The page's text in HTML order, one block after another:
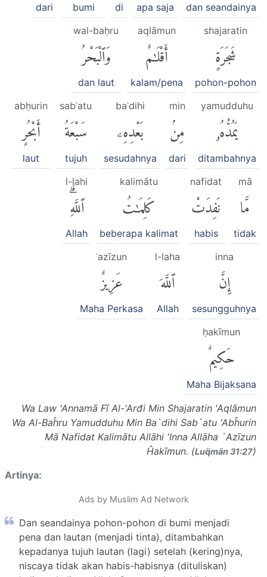
dan seandainya
apa saja
di
bumi
dari
shajaratin
شَجَرَةٍ
pohon-pohon
aqlāmun
أَقْلَٰمٌ
kalam/pena
wal-baḥru
وَٱلْبَحْرُ
dan laut
yamudduhu
يَمُدُّهُۥ
ditambahnya
min
مِنۢ
dari
baʿdihi
بَعْدِهِۦ
sesudahnya
sabʿatu
سَبْعَةُ
tujuh
abḥurin
أَبْحُرٍ
laut
mā
مَّا
tidak
nafidat
نَفِدَتْ
habis
kalimātu
كَلِمَٰتُ
beberapa kalimat
l-lahi
ٱللَّهِۗ
Allah
inna
إِنَّ
sesungguhnya
l-laha
ٱللَّهَ
Allah
ʿazīzun
عَزِيزٌ
Maha Perkasa
ḥakīmun
حَكِيمٌ
Maha Bijaksana
Wa Law 'Annamā Fī Al-'Arđi Min Shajaratin 'Aqlāmun
Wa Al-Baĥru Yamudduhu Min Ba`dihi Sab`atu 'Abĥurin
Mā Nafidat Kalimātu Allāhi 'Inna Allāha `Azīzun
Ĥakīmun. (Luq̈mān 31:27)
Artinya:
Ads by Muslim Ad Network
Dan seandainya pohon-pohon di bumi menjadi
pena dan lautan (menjadi tinta), ditambahkan
kepadanya tujuh lautan (lagi) setelah (kering)nya,
niscaya tidak akan habis-habisnya (dituliskan)